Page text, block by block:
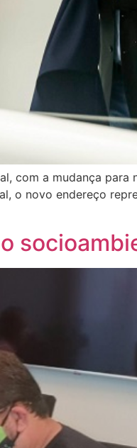
com a mudança para
o novo endereço